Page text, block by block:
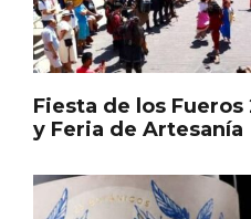
Fiesta de los
y Feria de Artesanía